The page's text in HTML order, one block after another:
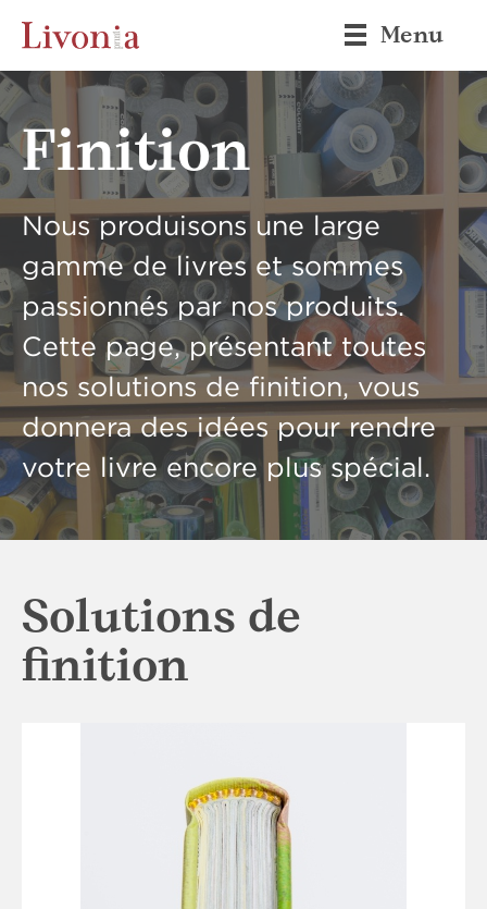
Menu
Finition
Nous produisons une large
gamme de livres et sommes
passionnés par nos produits.
Cette page, présentant toutes
nos solutions de finition, vous
donnera des idées pour rendre
votre livre encore plus spécial.
Solutions de
finition